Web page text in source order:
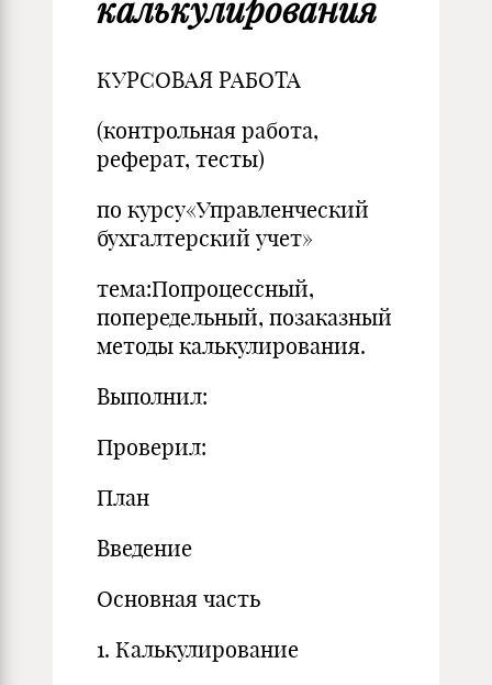
калькулирования
КУРСОВАЯ РАБОТА
(контрольная работа,
реферат, тесты)
по курсу«Управленческий
бухгалтерский учет»
тема:Попроцессный,
попередельный, позаказный
методы калькулирования.
Выполнил:
Проверил:
План
Введение
Основная часть
1. Калькулирование